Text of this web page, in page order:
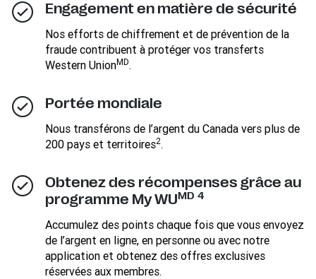
Engagement en matière de sécurité
Nos efforts de chiffrement et de prévention de la
fraude contribuent à protéger vos transferts
Western UnionMD.
Portée mondiale
Nous transférons de l’argent du Canada vers plus de
200 pays et territoires2.
Obtenez des récompenses grâce au
programme My WUMD 4
Accumulez des points chaque fois que vous envoyez
de l’argent en ligne, en personne ou avec notre
application et obtenez des offres exclusives
réservées aux membres.